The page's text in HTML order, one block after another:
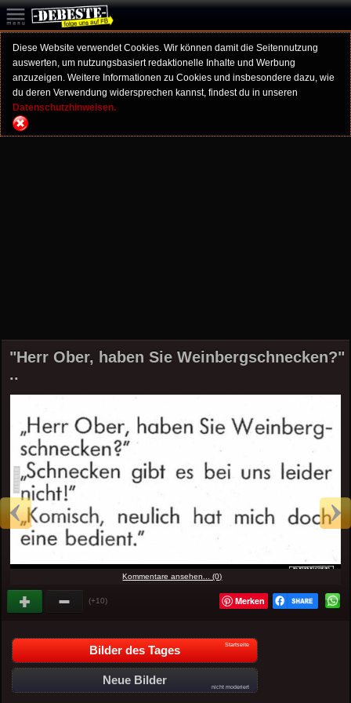
Diese Website verwendet Cookies. Wir können damit die Seitennutzung
auswerten, um nutzungsbasiert redaktionelle Inhalte und Werbung
anzuzeigen. Weitere Informationen zu Cookies und insbesondere dazu, wie
du deren Verwendung widersprechen kannst, findest du in unseren
Datenschutzhinweisen.
"Herr Ober, haben Sie Weinbergschnecken?"
..
Kommentare ansehen... (0)
(+10) Merken
Bilder des Tages Startseite
Neue Bilder
nicht moderiert